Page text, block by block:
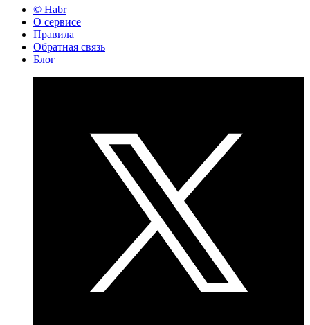
© Habr
О сервисе
Правила
Обратная связь
Блог